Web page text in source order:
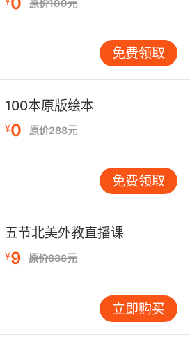
+口语录音对比+阅读错题类
内实现听说读写综合能力跃
的错题本使用本质是建立以错
教育研究院追踪研究表
管理的学生，其语言能力年
出1.8倍。这印证了教育学家
：对错误的深度理解，是通
未来，随着AI技术发展，错
导航仪进化，但核心始终在
精准进步的阶梯。
原价100元
免费领取
100本原版绘本
¥0 原价288元
免费领取
五节北美外教直播课
¥9 原价888元
立即购买